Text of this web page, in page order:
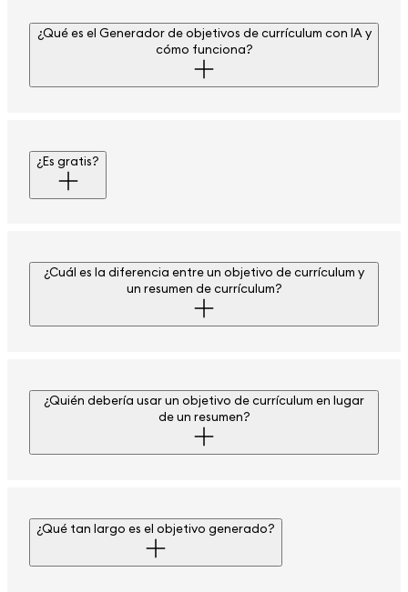
¿Qué es el Generador de objetivos de currículum con IA y
cómo funciona?
¿Es gratis?
¿Cuál es la diferencia entre un objetivo de currículum y
un resumen de currículum?
¿Quién debería usar un objetivo de currículum en lugar
de un resumen?
¿Qué tan largo es el objetivo generado?